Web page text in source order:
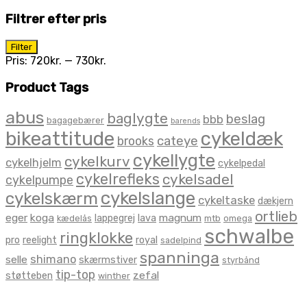
Filtrer efter pris
Mindste
pris
Højeste
pris
Filter
Pris: 720kr. — 730kr.
Product Tags
abus bagagebærer baglygte barends bbb beslag
bikeattitude brooks cateye cykeldæk
cykelhjelm cykelkurv cykellygte cykelpedal
cykelpumpe cykelrefleks cykelsadel
cykelskærm cykelslange cykeltaske dækjern
eger koga kædelås lappegrej lava magnum mtb omega ortlieb
pro reelight ringklokke royal sadelpind schwalbe
selle shimano skærmstiver spanninga styrbånd
støtteben tip-top winther zefal